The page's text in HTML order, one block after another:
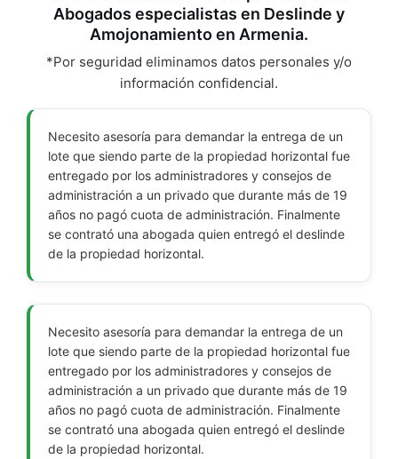
Abogados especialistas en Deslinde y
Amojonamiento en Armenia.
*Por seguridad eliminamos datos personales y/o
información confidencial.
Necesito asesoría para demandar la entrega de un
lote que siendo parte de la propiedad horizontal fue
entregado por los administradores y consejos de
administración a un privado que durante más de 19
años no pagó cuota de administración. Finalmente
se contrató una abogada quien entregó el deslinde
de la propiedad horizontal.
Necesito asesoría para demandar la entrega de un
lote que siendo parte de la propiedad horizontal fue
entregado por los administradores y consejos de
administración a un privado que durante más de 19
años no pagó cuota de administración. Finalmente
se contrató una abogada quien entregó el deslinde
de la propiedad horizontal.